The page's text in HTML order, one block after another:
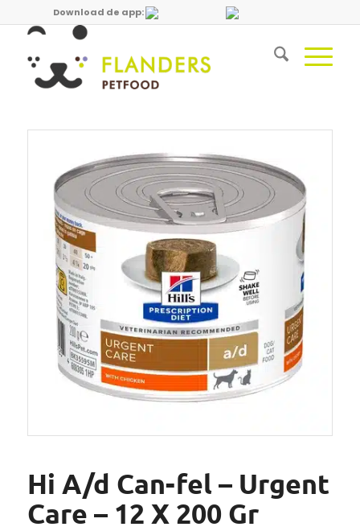
Download de app:
Hi A/d Can-fel – Urgent
Care – 12 X 200 Gr